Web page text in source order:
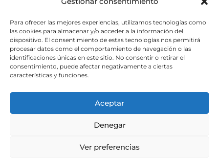
Para ofrecer las mejores experiencias, utilizamos tecnologías como
las cookies para almacenar y/o acceder a la información del
dispositivo. El consentimiento de estas tecnologías nos permitirá
procesar datos como el comportamiento de navegación o las
identificaciones únicas en este sitio. No consentir o retirar el
consentimiento, puede afectar negativamente a ciertas
características y funciones.
Aceptar
Denegar
Ver preferencias
Política de Privacidad
Aviso Legal
Política de cookies
Mapa del Sitio
Accesibilidad